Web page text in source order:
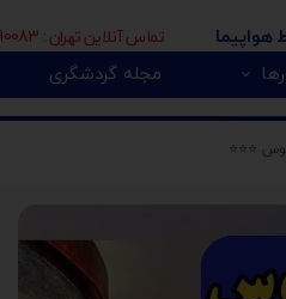
مجله گردشگری
هواپیما تماس آنلاین تهران : 02191690083 کرج : 02634005170
⭐️⭐️⭐️